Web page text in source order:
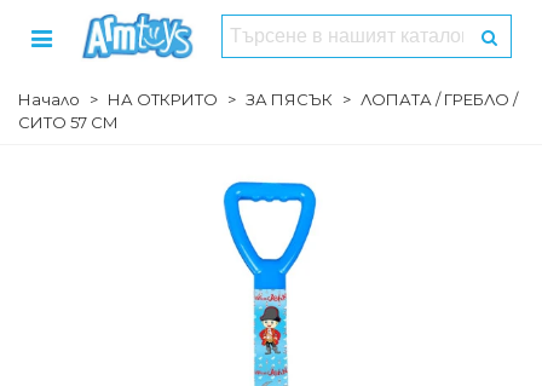
Начало > НА ОТКРИТО > ЗА ПЯСЪК > ЛОПАТА / ГРЕБЛО /
СИТО 57 СМ